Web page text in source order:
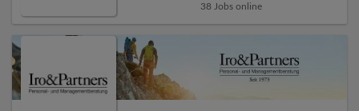
38 Jobs online